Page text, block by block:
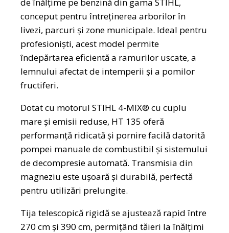
conceput pentru întreținerea arborilor în
livezi, parcuri și zone municipale. Ideal pentru
profesioniști, acest model permite
îndepărtarea eficientă a ramurilor uscate, a
lemnului afectat de intemperii și a pomilor
fructiferi.
Dotat cu motorul STIHL 4-MIX® cu cuplu
mare și emisii reduse, HT 135 oferă
performanță ridicată și pornire facilă datorită
pompei manuale de combustibil și sistemului
de decompresie automată. Transmisia din
magneziu este ușoară și durabilă, perfectă
pentru utilizări prelungite.
Tija telescopică rigidă se ajustează rapid între
270 cm și 390 cm, permițând tăieri la înălțimi